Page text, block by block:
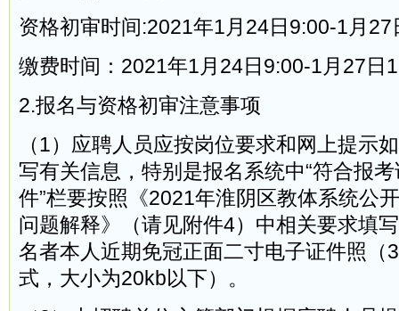
资格初审时间:2021年1月24日9:00-1月27
缴费时间：2021年1月24日9:00-1月27日
2.报名与资格初审注意事项
（1）应聘人员应按岗位要求和网上提示
写有关信息，特别是报名系统中“符合报
件”栏要按照《2021年淮阴区教体系统公
问题解释》（请见附件4）中相关要求填
名者本人近期免冠正面二寸电子证件照（
式，大小为20kb以下）。